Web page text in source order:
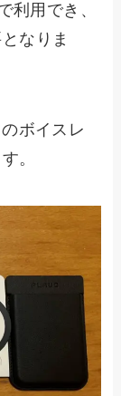
利用でき、
なりま
ボイスレ
。